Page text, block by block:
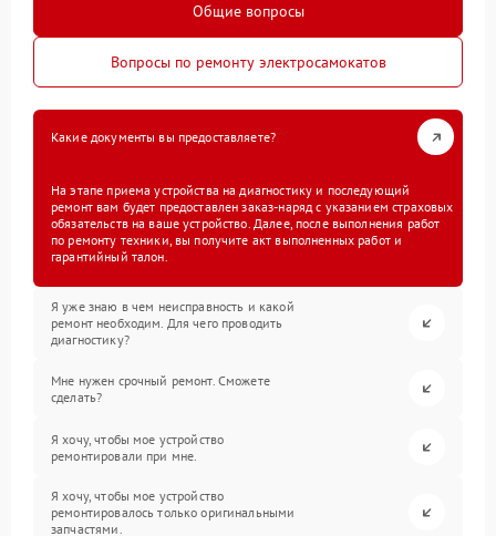
Общие вопросы
Вопросы по ремонту электросамокатов
Какие документы вы предоставляете?
На этапе приема устройства на диагностику и последующий
ремонт вам будет предоставлен заказ-наряд с указанием страховых
обязательств на ваше устройство. Далее, после выполнения работ
по ремонту техники, вы получите акт выполненных работ и
гарантийный талон.
Я уже знаю в чем неисправность и какой
ремонт необходим. Для чего проводить
диагностику?
Мне нужен срочный ремонт. Сможете
сделать?
Я хочу, чтобы мое устройство
ремонтировали при мне.
Я хочу, чтобы мое устройство
ремонтировалось только оригинальными
запчастями.